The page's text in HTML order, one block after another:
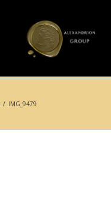
/ IMG_9479